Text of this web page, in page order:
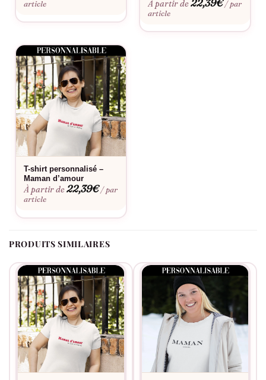
Accessoire pratique qui protège du soleil avec style
Idéal pour
Les sorties en famille, activités sportives avec les enfants,
balades au parc, événements scolaires, week-ends détente et
toutes ces occasions où vous méritez d’être célébrée.
Bon à savoir
Consultez notre guide des tailles
Envie d’une touche personnelle ? Découvrez notre
personnalisation. La casquette Maman en Or résiste
parfaitement aux lavages répétés et conserve son message
inspirant saison après saison.
article
À partir de22,39€ / par
article
T-shirt personnalisé –
Maman d’amour
À partir de22,39€ / par
article
PRODUITS SIMILAIRES